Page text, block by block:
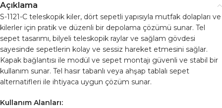
Açıklama
S-1121-C teleskopik kiler, dört sepetli yapısıyla mutfak dolapları ve
kilerler için pratik ve düzenli bir depolama çözümü sunar. Tel
sepet tasarımı, bilyeli teleskopik raylar ve sağlam gövdesi
sayesinde sepetlerin kolay ve sessiz hareket etmesini sağlar.
Kapak bağlantısı ile modül ve sepet montajı güvenli ve stabil bir
kullanım sunar. Tel hasır tabanlı veya ahşap tablalı sepet
alternatifleri ile ihtiyaca uygun çözüm sunar.
Kullanım Alanları: